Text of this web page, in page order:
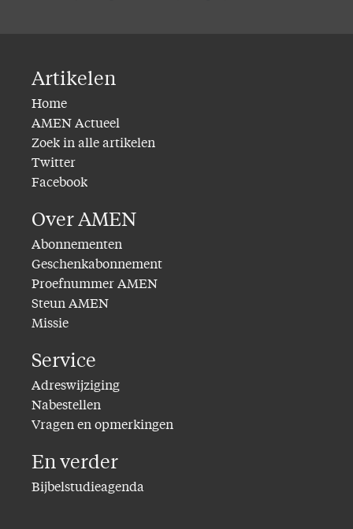
Artikelen
Home
AMEN Actueel
Zoek in alle artikelen
Twitter
Facebook
Over AMEN
Abonnementen
Geschenkabonnement
Proefnummer AMEN
Steun AMEN
Missie
Service
Adreswijziging
Nabestellen
Vragen en opmerkingen
En verder
Bijbelstudieagenda